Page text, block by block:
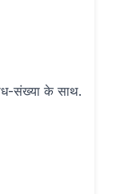
संख्या के साथ.